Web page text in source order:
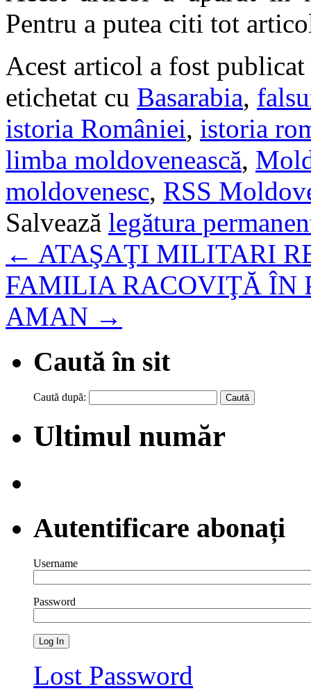
Pentru a putea citi tot
Acest articol a fost
etichetat cu Basarabia,
istoria României, istoria
limba moldovenească,
moldovenesc, RSS
Salvează legătura
← ATAŞAŢI MILITARI
FAMILIA RACOVIŢĂ ÎN
AMAN →
Caută în sit
Caută după:
Ultimul număr
Autentificare abonați
Username
Password
Lost Password